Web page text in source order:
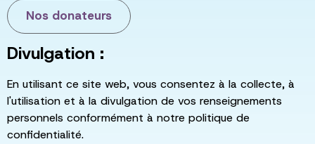
Nos donateurs
Divulgation :
En utilisant ce site web, vous consentez à la collecte, à
l'utilisation et à la divulgation de vos renseignements
personnels conformément à notre politique de
confidentialité.